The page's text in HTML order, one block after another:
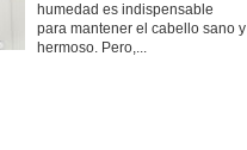
humedad es indispensable
para mantener el cabello sano y
hermoso. Pero,...